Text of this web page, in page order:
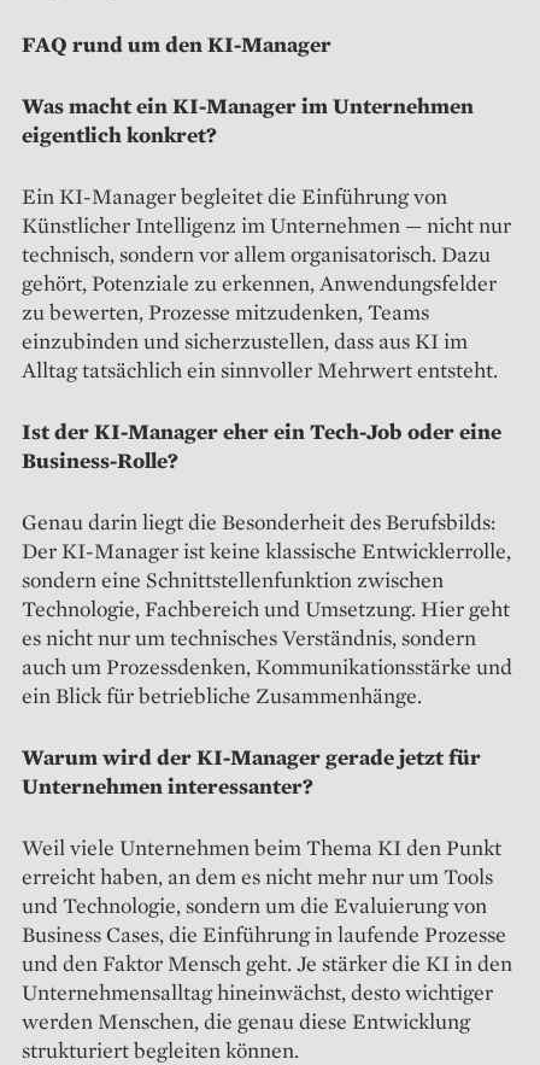
FAQ rund um den KI-Manager
Was macht ein KI-Manager im Unternehmen
eigentlich konkret?
Ein KI-Manager begleitet die Einführung von
Künstlicher Intelligenz im Unternehmen — nicht nur
technisch, sondern vor allem organisatorisch. Dazu
gehört, Potenziale zu erkennen, Anwendungsfelder
zu bewerten, Prozesse mitzudenken, Teams
einzubinden und sicherzustellen, dass aus KI im
Alltag tatsächlich ein sinnvoller Mehrwert entsteht.
Ist der KI-Manager eher ein Tech-Job oder eine
Business-Rolle?
Genau darin liegt die Besonderheit des Berufsbilds:
Der KI-Manager ist keine klassische Entwicklerrolle,
sondern eine Schnittstellenfunktion zwischen
Technologie, Fachbereich und Umsetzung. Hier geht
es nicht nur um technisches Verständnis, sondern
auch um Prozessdenken, Kommunikationsstärke und
ein Blick für betriebliche Zusammenhänge.
Warum wird der KI-Manager gerade jetzt für
Unternehmen interessanter?
Weil viele Unternehmen beim Thema KI den Punkt
erreicht haben, an dem es nicht mehr nur um Tools
und Technologie, sondern um die Evaluierung von
Business Cases, die Einführung in laufende Prozesse
und den Faktor Mensch geht. Je stärker die KI in den
Unternehmensalltag hineinwächst, desto wichtiger
werden Menschen, die genau diese Entwicklung
strukturiert begleiten können.